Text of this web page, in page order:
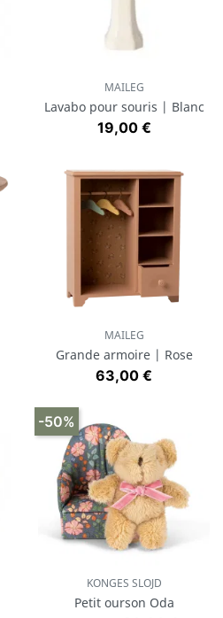
MAILEG
Lavabo pour souris | Blanc
Prix
19,00 €
MAILEG
Grande armoire | Rose
Prix
63,00 €
KONGES SLOJD
Petit ourson Oda
-50%